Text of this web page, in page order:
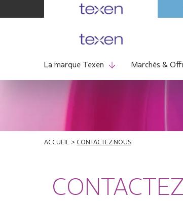
to
La marque Texen Marchés &
ACCUEIL > CONTACTEZ-NOUS